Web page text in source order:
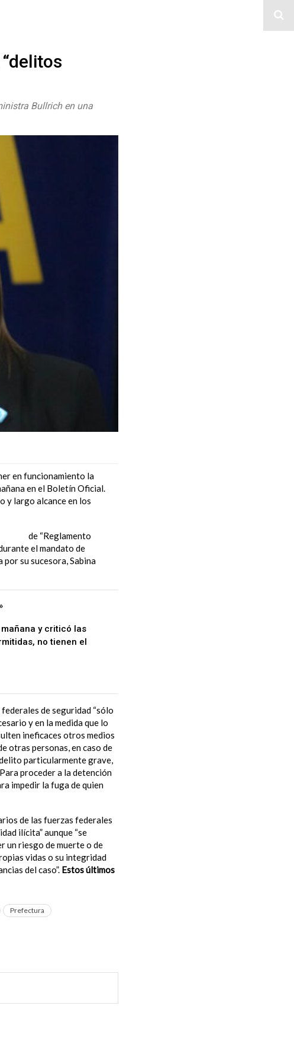
Bullrich en una
en funcionamiento la
en el Boletín Oficial.
y largo alcance en los
de “Reglamento
el mandato de
su sucesora, Sabina
y criticó las
no tienen el
de seguridad “sólo
y en la medida que lo
ineficaces otros medios
otras personas, en caso de
particularmente grave,
proceder a la detención
impedir la fuga de quien
de las fuerzas federales
ilícita” aunque “se
un riesgo de muerte o de
vidas o su integridad
del caso”. Estos últimos
Prefectura